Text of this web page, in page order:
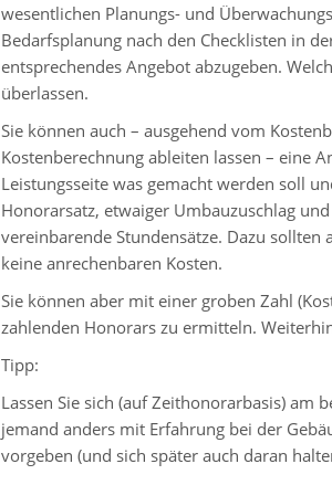
wesentlichen Planungs- und
Bedarfsplanung nach den Checklisten in
entsprechendes Angebot abzugeben.
überlassen.
Sie können auch – ausgehend vom
Kostenberechnung ableiten lassen – eine
Leistungsseite was gemacht werden soll
Honorarsatz, etwaiger Umbauzuschlag
vereinbarende Stundensätze. Dazu
keine anrechenbaren Kosten.
Sie können aber mit einer groben Zahl
zahlenden Honorars zu ermitteln.
Tipp:
Lassen Sie sich (auf Zeithonorarbasis)
jemand anders mit Erfahrung bei der
vorgeben (und sich später auch daran